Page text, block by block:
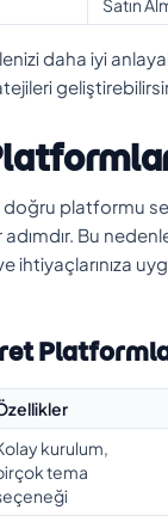
Satın
daha iyi
platformu
Bu
ihtiyaçlarınıza
kurulum,
tema